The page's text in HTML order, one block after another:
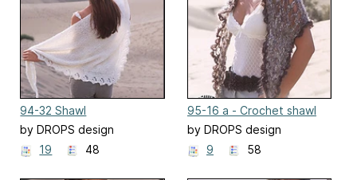
94-32 Shawl
by DROPS design
19
48
95-16 a - Crochet shawl
by DROPS design
9
58